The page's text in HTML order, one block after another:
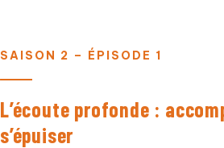
SAISON 2 – ÉPISODE 1
L’écoute profonde :
s’épuiser